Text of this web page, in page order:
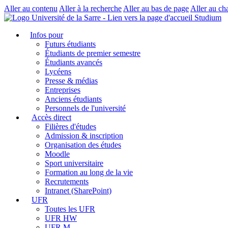
Aller au contenu Aller à la recherche Aller au bas de page Aller au
Studium
Infos pour
Futurs étudiants
Étudiants de premier semestre
Étudiants avancés
Lycéens
Presse & médias
Entreprises
Anciens étudiants
Personnels de l'université
Accès direct
Filières d'études
Admission & inscription
Organisation des études
Moodle
Sport universitaire
Formation au long de la vie
Recrutements
Intranet (SharePoint)
UFR
Toutes les UFR
UFR HW